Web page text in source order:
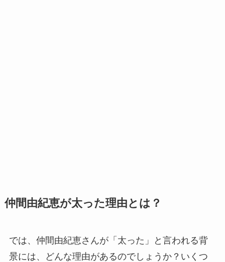
仲間由紀恵が太った理由とは？
では、仲間由紀恵さんが「太った」と言われる背
景には、どんな理由があるのでしょうか？いくつ